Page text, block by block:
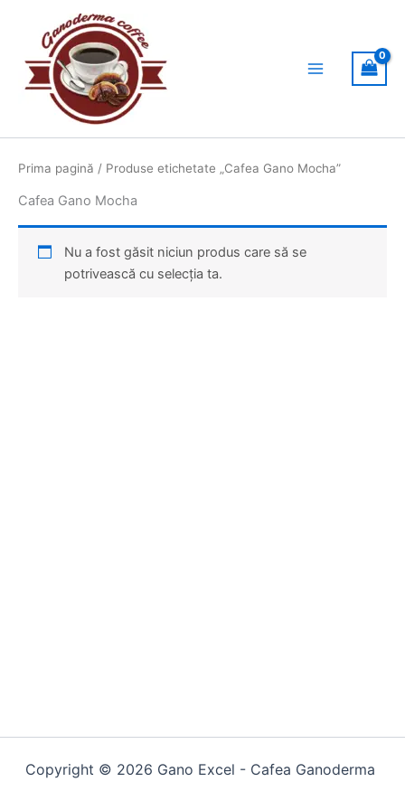
content
Prima pagină / Produse etichetate „Cafea Gano Mocha”
Cafea Gano Mocha
Nu a fost găsit niciun produs care să se
potrivească cu selecția ta.
Copyright © 2026 Gano Excel - Cafea Ganoderma